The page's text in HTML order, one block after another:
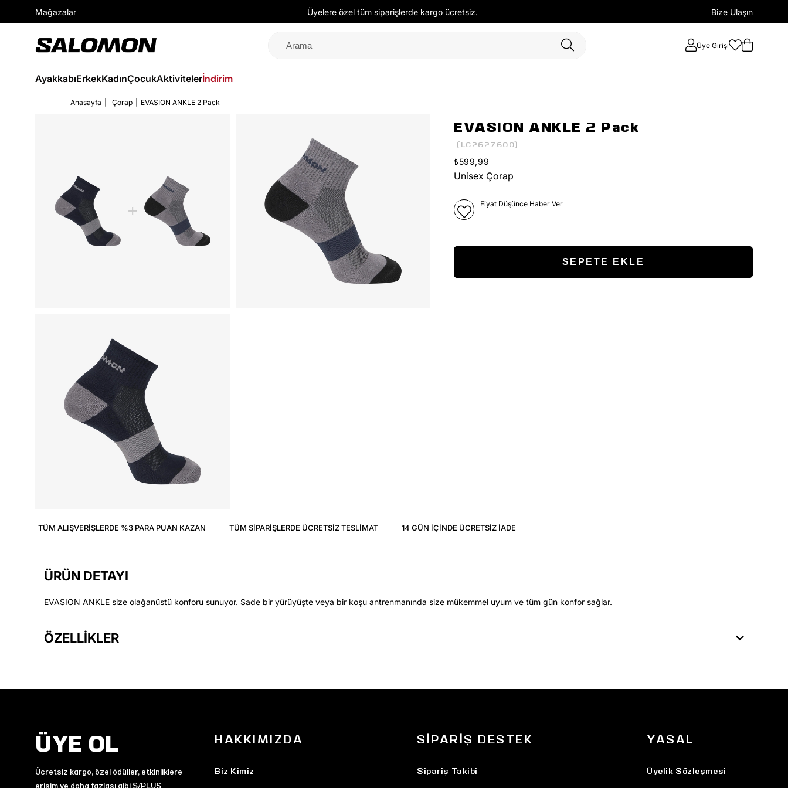
Mağazalar Üyelere özel tüm siparişlerde kargo ücretsiz. Bize Ulaşın
Üye Girişi
AyakkabıErkekKadınÇocukAktivitelerİndirim
Anasayfa Çorap EVASION ANKLE 2 Pack
EVASION ANKLE 2 Pack
(LC2627600)
₺599,99
Unisex Çorap
Fiyat Düşünce Haber Ver
TÜM ALIŞVERIŞLERDE %3 PARA PUAN KAZAN TÜM SIPARIŞLERDE ÜCRETSIZ TESLIMAT 14 GÜN IÇINDE ÜCRETSIZ IADE
ÜRÜN DETAYI
EVASION ANKLE size olağanüstü konforu sunuyor. Sade bir yürüyüşte veya bir koşu antrenmanında size mükemmel uyum ve tüm gün konfor sağlar.
ÖZELLİKLER
ÜYE OL
Ücretsiz kargo, özel ödüller, etkinliklere
erişim ve daha fazlası gibi S/PLUS
HAKKIMIZDA
Biz Kimiz
SIPARIŞ DESTEK
Sipariş Takibi
YASAL
Üyelik Sözleşmesi